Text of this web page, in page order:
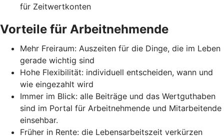
für Zeitwertkonten
Vorteile für Arbeitnehmende
Mehr Freiraum: Auszeiten für die Dinge, die im Leben
gerade wichtig sind
Hohe Flexibilität: individuell entscheiden, wann und
wie eingezahlt wird
Immer im Blick: alle Beiträge und das Wertguthaben
sind im Portal für Arbeitnehmende und Mitarbeitende
einsehbar.
Früher in Rente: die Lebensarbeitszeit verkürzen